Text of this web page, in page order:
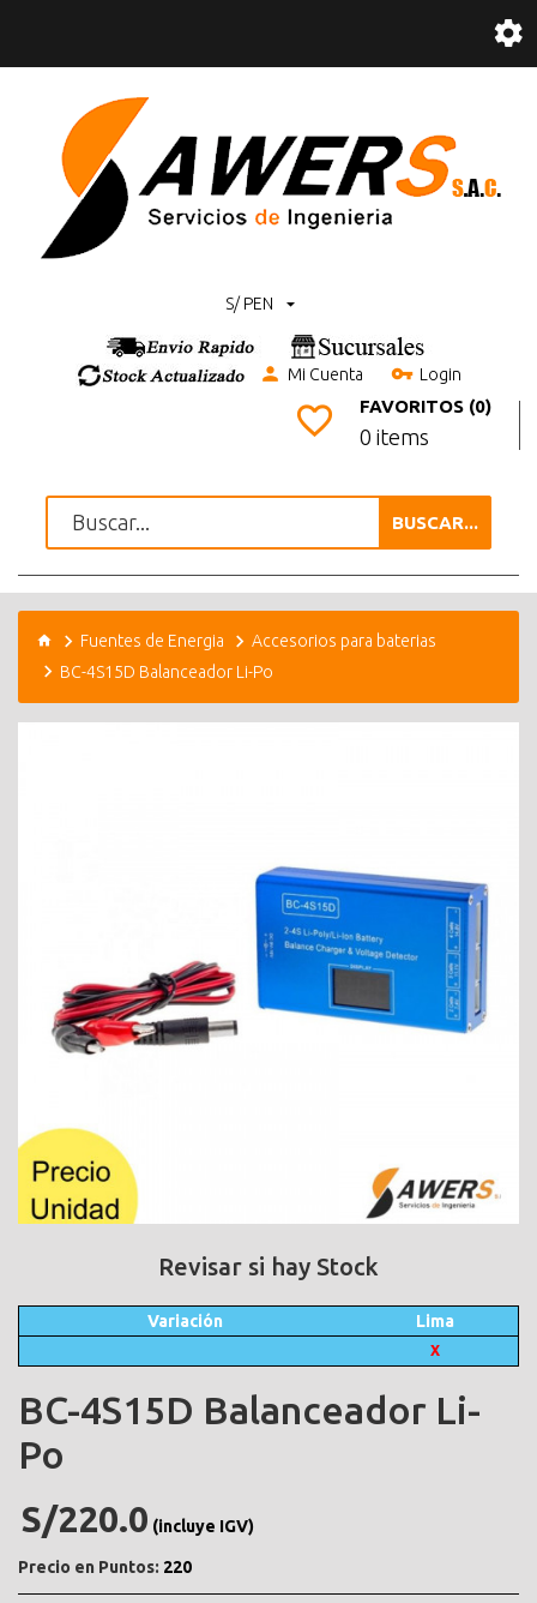
S/ PEN
Mi Cuenta Login
FAVORITOS (0)
0 items
BUSCAR...
Fuentes de Energia
Accesorios para baterias
BC-4S15D Balanceador Li-Po
Revisar si hay Stock
Variación Lima
X
BC-4S15D Balanceador Li-
Po
S/220.0 (incluye IGV)
Precio en Puntos: 220